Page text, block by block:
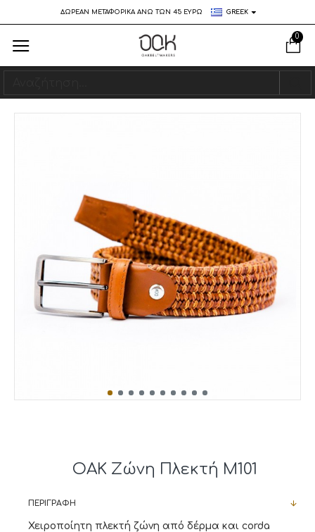
ΔΩΡΕΑΝ ΜΕΤΑΦΟΡΙΚΑ ΑΝΩ ΤΩΝ 45 ΕΥΡΩ GREEK
0
OAK Ζώνη Πλεκτή M101
ΠΕΡΙΓΡΑΦΉ
Χειροποίητη πλεκτή ζώνη από δέρμα και corda